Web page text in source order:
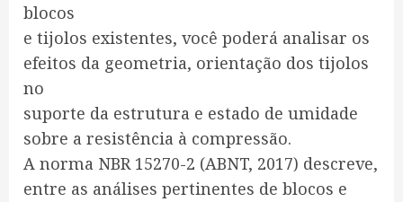
blocos
e tijolos existentes, você poderá analisar os
efeitos da geometria, orientação dos tijolos
no
suporte da estrutura e estado de umidade
sobre a resistência à compressão.
A norma NBR 15270-2 (ABNT, 2017) descreve,
entre as análises pertinentes de blocos e